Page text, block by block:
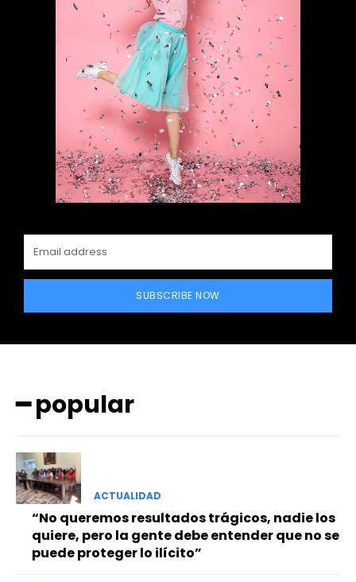
━ Planes
SUBSCRIBE NOW
━ popular
ACTUALIDAD
“No queremos resultados trágicos, nadie los
quiere, pero la gente debe entender que no se
puede proteger lo ilícito”